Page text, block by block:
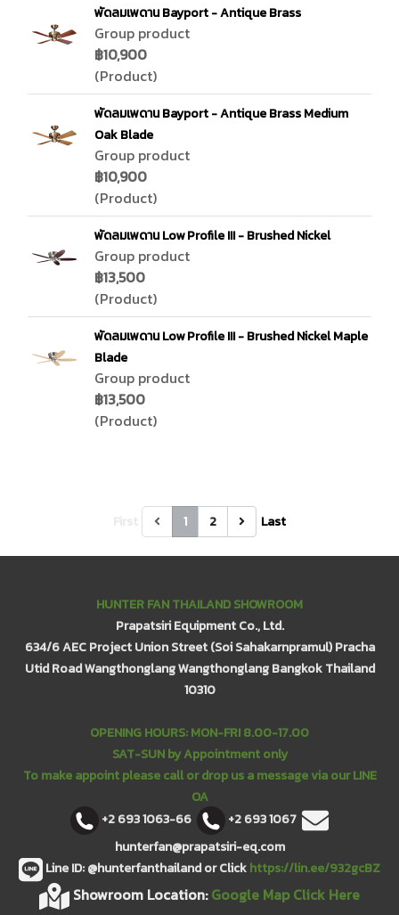
พัดลมเพดาน Bayport - Antique Brass
Group product
฿10,900
(Product)
พัดลมเพดาน Bayport - Antique Brass Medium
Oak Blade
Group product
฿10,900
(Product)
พัดลมเพดาน Low Profile III - Brushed Nickel
Group product
฿13,500
(Product)
พัดลมเพดาน Low Profile III - Brushed Nickel Maple
Blade
Group product
฿13,500
(Product)
1 2 Last
HUNTER FAN THAILAND SHOWROOM
Prapatsiri Equipment Co., Ltd.
634/6 AEC Project Union Street (Soi Sahakarnpramul) Pracha
Utid Road Wangthonglang Wangthonglang Bangkok Thailand
10310
OPENING HOURS: MON-FRI 8.00-17.00
SAT-SUN by Appointment only
To make appoint please call or drop us a message via our LINE
OA
+2 693 1063-66
+2 693 1067
hunterfan@prapatsiri-eq.com
Line ID: @hunterfanthailand or Clickhttps://lin.ee/932gcBZ
Showroom Location: Google Map Click Here